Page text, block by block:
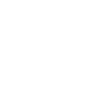
ステ)ゆき]
ステ)ゆき]